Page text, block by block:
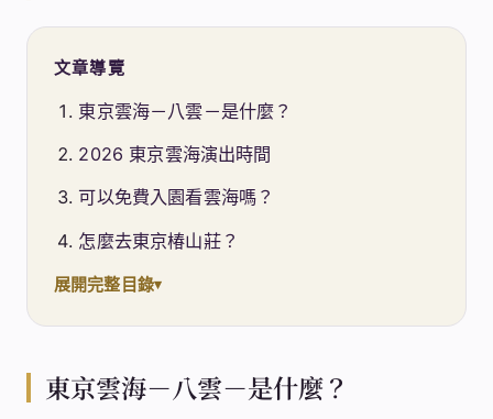
文章導覽
東京雲海－八雲－是什麼？
2026 東京雲海演出時間
可以免費入園看雲海嗎？
怎麼去東京椿山莊？
展開完整目錄
東京雲海－八雲－是什麼？